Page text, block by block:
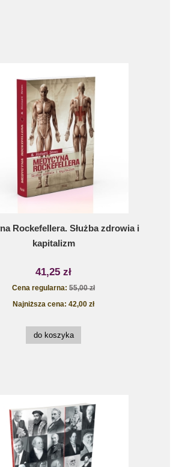
Rockefellera. Służba zdrowia i
kapitalizm
41,25 zł
Cena regularna: 55,00 zł
Najniższa cena: 42,00 zł
do koszyka